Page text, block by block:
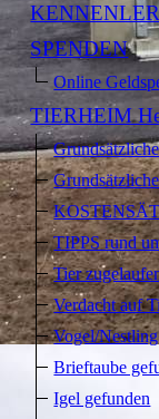
SPENDEN
Online
TIERHEIM
TIPPS rund
Tier
Verdacht auf
Vogel/
Brieftaube
Igel gefunden